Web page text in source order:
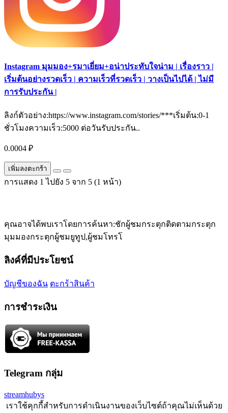
Instagram มุมมอง+รมาเยี่ยม+อน่าประทับใจน่าม | เรื่องราว |
เริ่มต้นอย่างรวดเร็ว | ความเร็วที่รวดเร็ว | วางเป็นไปได้ | ไม่มี
การรับประกัน |
ลิงก์ตัวอย่าง:https://www.instagram.com/stories/***เริ่มต้น:0-1
ชั่วโมงความเร็ว:5000 ต่อวันรับประกัน..
0.0004 ₽
เพิ่มลงตะกร้า
การแสดง 1 ไปยัง 5 จาก 5 (1 หน้า)
คุณอาจได้พบเราโดยการค้นหา:ชักผู้ชมกระตุกติดตามกระตุก
มุมมองกระตุกผู้ชมยูทูป,ผู้ชมโทรโ
ลิงค์ที่มีประโยชน์
บัญชีของฉัน ตะกร้าสินค้า
การชำระเงิน
Telegram กลุ่ม
streamhubys
เราใช้คุกกี้สำหรับการดำเนินงานของเว็บไซต์ถ้าคุณไม่เห็นด้วย